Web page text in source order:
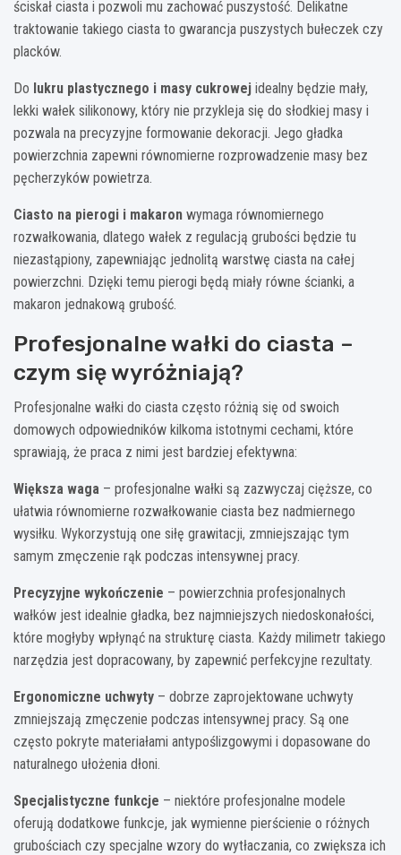
ściskał ciasta i pozwoli mu zachować puszystość. Delikatne
traktowanie takiego ciasta to gwarancja puszystych bułeczek czy
placków.
Do lukru plastycznego i masy cukrowej idealny będzie mały,
lekki wałek silikonowy, który nie przykleja się do słodkiej masy i
pozwala na precyzyjne formowanie dekoracji. Jego gładka
powierzchnia zapewni równomierne rozprowadzenie masy bez
pęcherzyków powietrza.
Ciasto na pierogi i makaron wymaga równomiernego
rozwałkowania, dlatego wałek z regulacją grubości będzie tu
niezastąpiony, zapewniając jednolitą warstwę ciasta na całej
powierzchni. Dzięki temu pierogi będą miały równe ścianki, a
makaron jednakową grubość.
Profesjonalne wałki do ciasta –
czym się wyróżniają?
Profesjonalne wałki do ciasta często różnią się od swoich
domowych odpowiedników kilkoma istotnymi cechami, które
sprawiają, że praca z nimi jest bardziej efektywna:
Większa waga – profesjonalne wałki są zazwyczaj cięższe, co
ułatwia równomierne rozwałkowanie ciasta bez nadmiernego
wysiłku. Wykorzystują one siłę grawitacji, zmniejszając tym
samym zmęczenie rąk podczas intensywnej pracy.
Precyzyjne wykończenie – powierzchnia profesjonalnych
wałków jest idealnie gładka, bez najmniejszych niedoskonałości,
które mogłyby wpłynąć na strukturę ciasta. Każdy milimetr takiego
narzędzia jest dopracowany, by zapewnić perfekcyjne rezultaty.
Ergonomiczne uchwyty – dobrze zaprojektowane uchwyty
zmniejszają zmęczenie podczas intensywnej pracy. Są one
często pokryte materiałami antypoślizgowymi i dopasowane do
naturalnego ułożenia dłoni.
Specjalistyczne funkcje – niektóre profesjonalne modele
oferują dodatkowe funkcje, jak wymienne pierścienie o różnych
grubościach czy specjalne wzory do wytłaczania, co zwiększa ich